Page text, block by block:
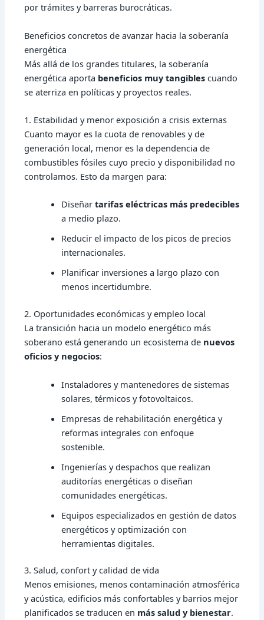
por trámites y barreras burocráticas.
Beneficios concretos de avanzar hacia la soberanía
energética
Más allá de los grandes titulares, la soberanía
energética aporta beneficios muy tangiblescuando
se aterriza en políticas y proyectos reales.
1. Estabilidad y menor exposición a crisis externas
Cuanto mayor es la cuota de renovables y de
generación local, menor es la dependencia de
combustibles fósiles cuyo precio y disponibilidad no
controlamos. Esto da margen para:
Diseñartarifas eléctricas más predecibles
a medio plazo.
Reducir el impacto de los picos de precios
internacionales.
Planificar inversiones a largo plazo con
menos incertidumbre.
2. Oportunidades económicas y empleo local
La transición hacia un modelo energético más
soberano está generando un ecosistema de nuevos
oficios y negocios:
Instaladores y mantenedores de sistemas
solares, térmicos y fotovoltaicos.
Empresas de rehabilitación energética y
reformas integrales con enfoque
sostenible.
Ingenierías y despachos que realizan
auditorías energéticas o diseñan
comunidades energéticas.
Equipos especializados en gestión de datos
energéticos y optimización con
herramientas digitales.
3. Salud, confort y calidad de vida
Menos emisiones, menos contaminación atmosférica
y acústica, edificios más confortables y barrios mejor
planificados se traducen en más salud y bienestar.